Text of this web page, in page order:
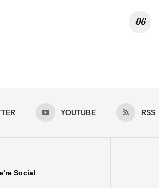
YOUTUBE RSS
Social